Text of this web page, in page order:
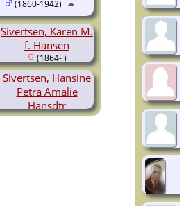
Sivertsen, Karen M.
f. Hansen
(1864- )
Sivertsen, Hansine
Petra Amalie
Hansdtr
(1866-1885)
(1860-1942)